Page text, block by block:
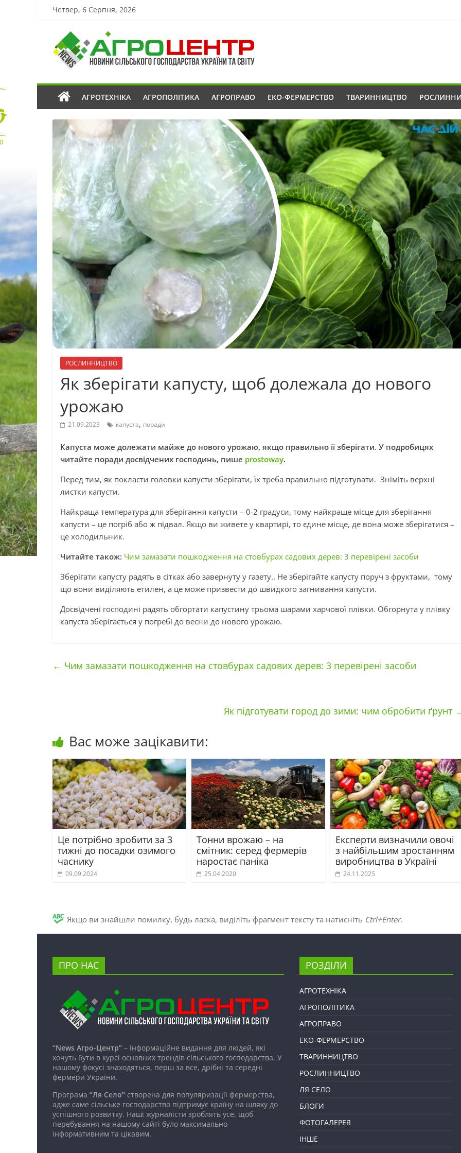
Четвер, 6 Серпня, 2026
АГРОТЕХНІКА АГРОПОЛІТИКА АГРОПРАВО ЕКО-ФЕРМЕРСТВО ТВАРИННИЦТВО
РОСЛИННИЦТВО
Як зберігати капусту, щоб долежала до нового
урожаю
21.09.2023 капуста, поради
Капуста може долежати майже до нового урожаю, якщо правильно її зберігати. У подробицях
читайте поради досвідчених господинь, пише prostoway.
Перед тим, як покласти головки капусти зберігати, їх треба правильно підготувати. Зніміть верхні
листки капусти.
Найкраща температура для зберігання капусти – 0-2 градуси, тому найкраще місце для зберігання
капусти – це погріб або ж підвал. Якщо ви живете у квартирі, то єдине місце, де вона може зберігатися –
це холодильник.
Читайте також: Чим замазати пошкодження на стовбурах садових дерев: 3 перевірені засоби
Зберігати капусту радять в сітках або завернуту у газету.. Не зберігайте капусту поруч з фруктами, тому
що вони виділяють етилен, а це може призвести до швидкого загнивання капусти.
Досвідчені господині радять обгортати капустину трьома шарами харчової плівки. Обгорнута у плівку
капуста зберігається у погребі до весни до нового урожаю.
← Чим замазати пошкодження на стовбурах садових дерев: 3 перевірені засоби
Як підготувати город до зими: чим обробити ґрунт
Вас може зацікавити:
Це потрібно зробити за 3
тижні до посадки озимого
часнику
09.09.2024
Тонни врожаю – на
смітник: серед фермерів
наростає паніка
25.04.2020
Експерти визначили овочі
з найбільшим зростанням
виробництва в Україні
24.11.2025
Якщо ви знайшли помилку, будь ласка, виділіть фрагмент тексту та натисніть Ctrl+Enter.
ПРО НАС
“News Агро-Центр” – інформаційне видання для людей, які
хочуть бути в курсі основних трендів сільського господарства. У
нашому фокусі знаходяться, перш за все, дрібні та середні
фермери України.
Програма “Ля Село” створена для популяризації фермерства,
адже саме сільське господарство підтримує країну на шляху до
успішного розвитку. Наші журналісти зроблять усе, щоб
перебування на нашому сайті було максимально
інформативним та цікавим.
РОЗДІЛИ
АГРОТЕХНІКА
АГРОПОЛІТИКА
АГРОПРАВО
ЕКО-ФЕРМЕРСТВО
ТВАРИННИЦТВО
РОСЛИННИЦТВО
ЛЯ СЕЛО
БЛОГИ
ФОТОГАЛЕРЕЯ
ІНШЕ